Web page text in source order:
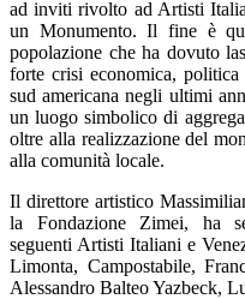
ad inviti rivolto ad Artisti
un Monumento. Il fine è
popolazione che ha dovuto
forte crisi economica,
sud americana negli ultimi
un luogo simbolico di
oltre alla realizzazione del
alla comunità locale.
Il direttore artistico
la Fondazione Zimei, ha
seguenti Artisti Italiani e
Limonta, Campostabile,
Alessandro Balteo Yazbeck,